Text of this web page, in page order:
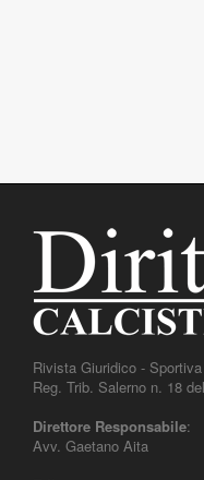
Rivista Giuridico - Sportiva
Reg. Trib. Salerno n. 18
Direttore Responsabile:
Avv. Gaetano Aita